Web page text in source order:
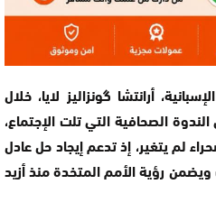
أرانتشا گونزاليز لايا، خلال
الصحافية التي تلت الإجتماع،
لم يتغير، إذ تدعم إيجاد حل عادل
رؤية الأمم المتخدة منذ أزيد